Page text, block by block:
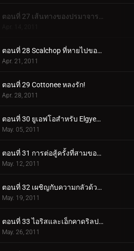
Apr. 14, 2011
ตอนที่ 28 Scalchop ที่หายไปของ Oshawott!
Apr. 21, 2011
ตอนที่ 29 Cottonee หลงรัก!
Apr. 28, 2011
ตอนที่ 30 ยูเอฟโอสำหรับ Elgyem!
May. 05, 2011
ตอนที่ 31 การต่อสู้ครั้งที่สามของแอชและทริป!
May. 12, 2011
ตอนที่ 32 เผชิญกับความกลัวด้วยดวงตาเบิกกว้าง!
May. 19, 2011
ตอนที่ 33 ไอริสและเอ็กคาดริลปะทะดราก้อนบัสเตอร์!
May. 26, 2011